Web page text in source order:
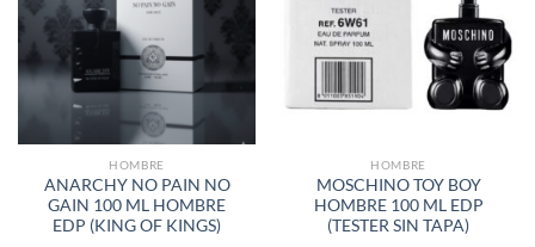
LISTA
HOMBRE
ANARCHY NO PAIN NO
GAIN 100 ML HOMBRE
EDP (KING OF KINGS)
LISTA
DE
DESEOS
HOMBRE
MOSCHINO TOY BOY
HOMBRE 100 ML EDP
(TESTER SIN TAPA)